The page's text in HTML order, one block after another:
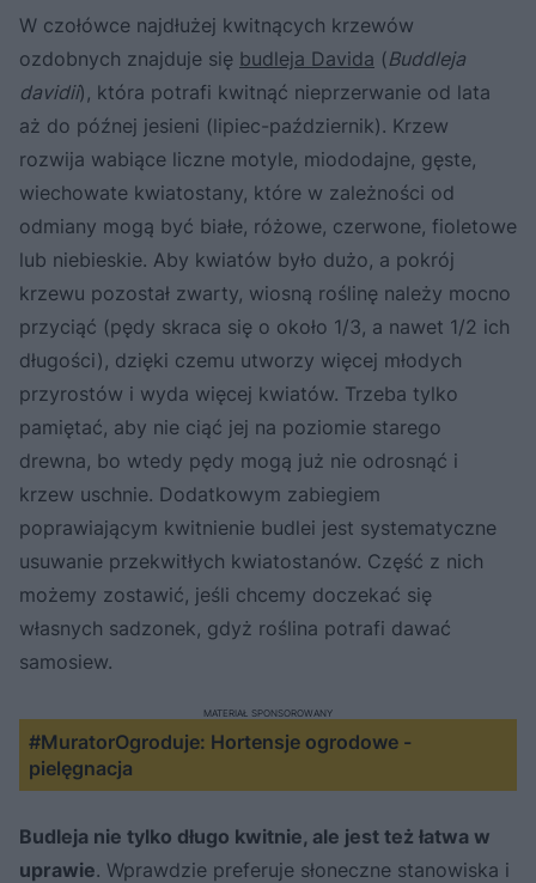
W czołówce najdłużej kwitnących krzewów
ozdobnych znajduje się budleja Davida (Buddleja
davidii), która potrafi kwitnąć nieprzerwanie od lata
aż do późnej jesieni (lipiec-październik). Krzew
rozwija wabiące liczne motyle, miododajne, gęste,
wiechowate kwiatostany, które w zależności od
odmiany mogą być białe, różowe, czerwone, fioletowe
lub niebieskie. Aby kwiatów było dużo, a pokrój
krzewu pozostał zwarty, wiosną roślinę należy mocno
przyciąć (pędy skraca się o około 1/3, a nawet 1/2 ich
długości), dzięki czemu utworzy więcej młodych
przyrostów i wyda więcej kwiatów. Trzeba tylko
pamiętać, aby nie ciąć jej na poziomie starego
drewna, bo wtedy pędy mogą już nie odrosnąć i
krzew uschnie. Dodatkowym zabiegiem
poprawiającym kwitnienie budlei jest systematyczne
usuwanie przekwitłych kwiatostanów. Część z nich
możemy zostawić, jeśli chcemy doczekać się
własnych sadzonek, gdyż roślina potrafi dawać
samosiew.
#MuratorOgroduje: Hortensje ogrodowe -
pielęgnacja
MATERIAŁ SPONSOROWANY
Budleja nie tylko długo kwitnie, ale jest też łatwa w
uprawie. Wprawdzie preferuje słoneczne stanowiska i